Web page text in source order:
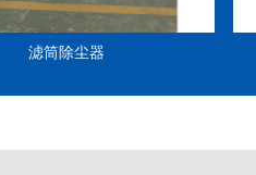
滤筒除尘器